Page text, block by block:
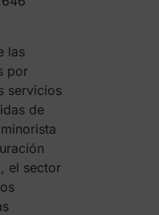
las
por
servicios
de
el sector